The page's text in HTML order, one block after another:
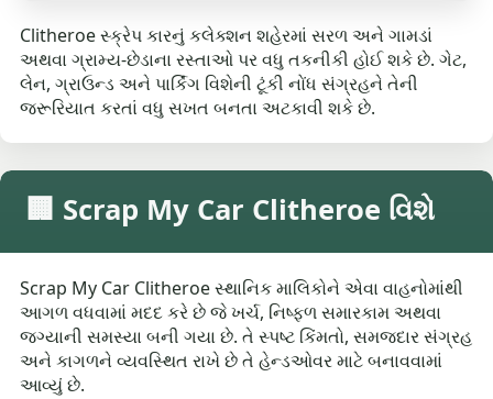
Clitheroe સ્ક્રેપ કારનું કલેક્શન શહેરમાં સરળ અને ગામડાં
અથવા ગ્રામ્ય-છેડાના રસ્તાઓ પર વધુ તકનીકી હોઈ શકે છે. ગેટ,
લેન, ગ્રાઉન્ડ અને પાર્કિંગ વિશેની ટૂંકી નોંધ સંગ્રહને તેની
જરૂરિયાત કરતાં વધુ સખત બનતા અટકાવી શકે છે.
🏢 Scrap My Car Clitheroe વિશે
Scrap My Car Clitheroe સ્થાનિક માલિકોને એવા વાહનોમાંથી
આગળ વધવામાં મદદ કરે છે જે ખર્ચ, નિષ્ફળ સમારકામ અથવા
જગ્યાની સમસ્યા બની ગયા છે. તે સ્પષ્ટ કિંમતો, સમજદાર સંગ્રહ
અને કાગળને વ્યવસ્થિત રાખે છે તે હેન્ડઓવર માટે બનાવવામાં
આવ્યું છે.